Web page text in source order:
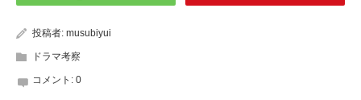
投稿者: musubiyui
ドラマ考察
コメント: 0